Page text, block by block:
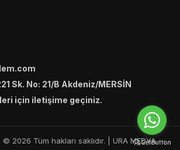
Sk. No: 21/B Akdeniz/MERSİN
için iletişime geçiniz.
2026 Tüm hakları saklıdır. | URA MEDYA